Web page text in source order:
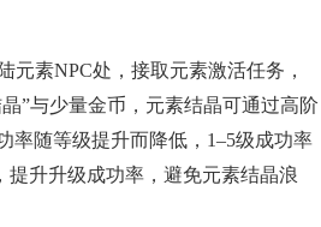
元素NPC处，接取元素激活任务，
”与少量金币，元素结晶可通过高阶
率随等级提升而降低，1–5级成功率
提升升级成功率，避免元素结晶浪